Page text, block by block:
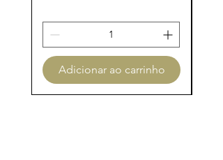
Adicionar ao carrinho